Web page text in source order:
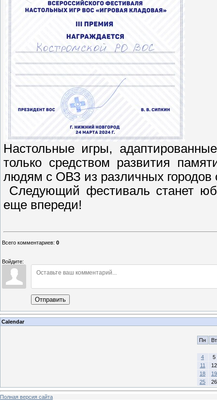
Настольные игры,
только средством развития
людям с ОВЗ из различных городов
Следующий фестиваль станет
еще впереди!
Всего комментариев: 0
Войдите:
Отправить
Calendar
Пн Вт
4
5
11
12
18
19
25
26
Полная версия сайта